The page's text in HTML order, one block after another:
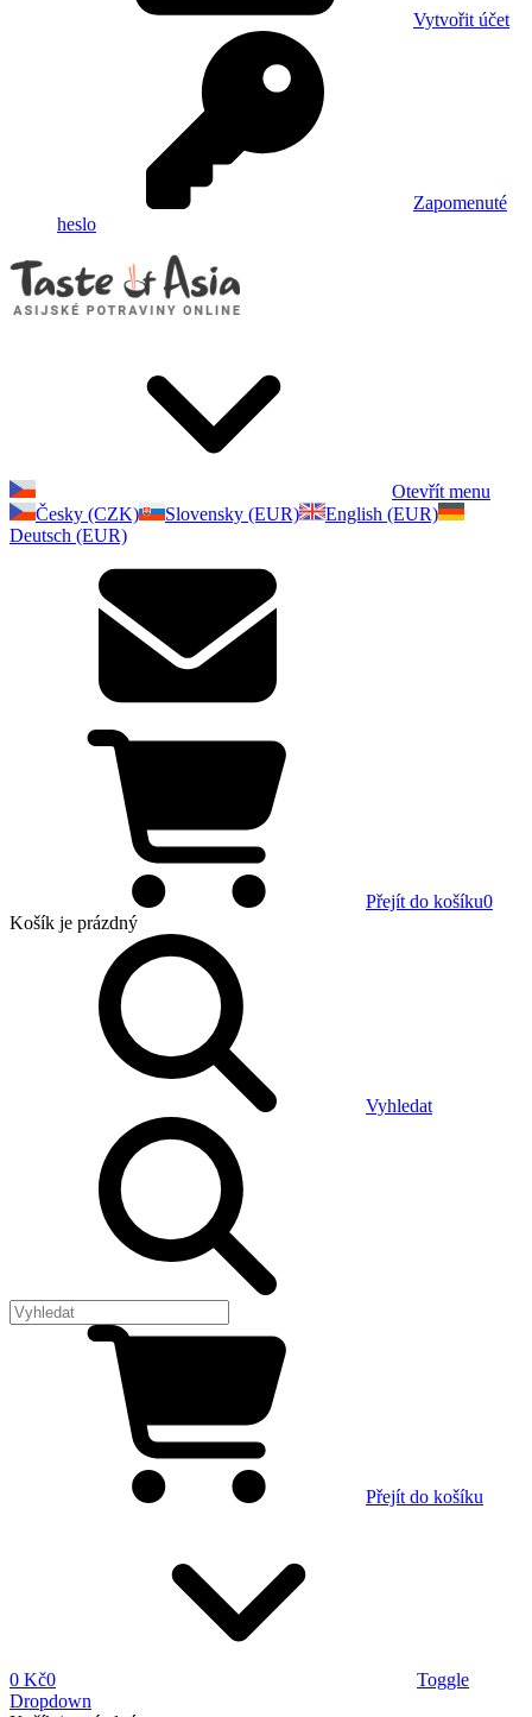
Vytvořit účet
Zapomenuté
heslo
Otevřít menu
Česky (CZK)
Slovensky (EUR)
English (EUR)
Deutsch (EUR)
Přejít do košíku0
Košík je prázdný
Vyhledat
Přejít do košíku
0 Kč0
Toggle
Dropdown